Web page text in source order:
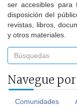
ser accesibles para
disposición del
revistas, libros,
y otros materiales.
Navegue por
Comunidades